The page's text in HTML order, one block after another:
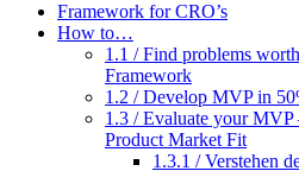
Framework for CRO’s
How to…
1.1 / Find problems
Framework
1.2 / Develop MVP in
1.3 / Evaluate your MVP
Product Market Fit
1.3.1 / Verstehen